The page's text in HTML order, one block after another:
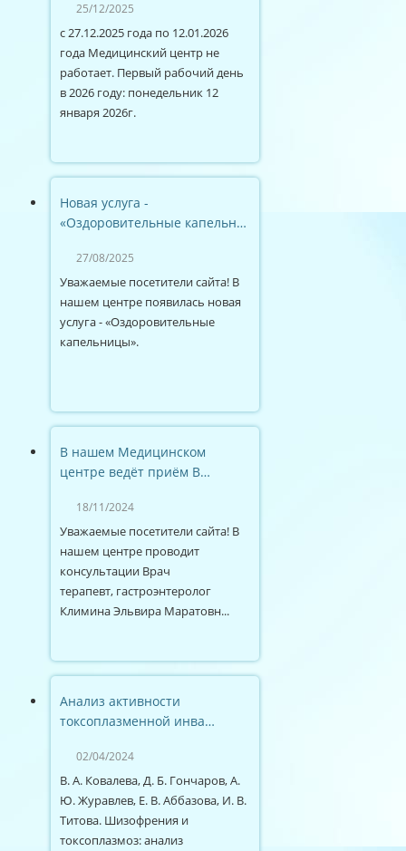
25/12/2025
с 27.12.2025 года по 12.01.2026
года Медицинский центр не
работает. Первый рабочий день
в 2026 году: понедельник 12
января 2026г.
Новая услуга -
«Оздоровительные капельн…
27/08/2025
Уважаемые посетители сайта! В
нашем центре появилась новая
услуга - «Оздоровительные
капельницы».
В нашем Медицинском
центре ведёт приём В…
18/11/2024
Уважаемые посетители сайта! В
нашем центре проводит
консультации Врач
терапевт, гастроэнтеролог
Климина Эльвира Маратовн...
Анализ активности
токсоплазменной инва…
02/04/2024
В. А. Ковалева, Д. Б. Гончаров, А.
Ю. Журавлев, Е. В. Аббазова, И. В.
Титова. Шизофрения и
токсоплазмоз: анализ